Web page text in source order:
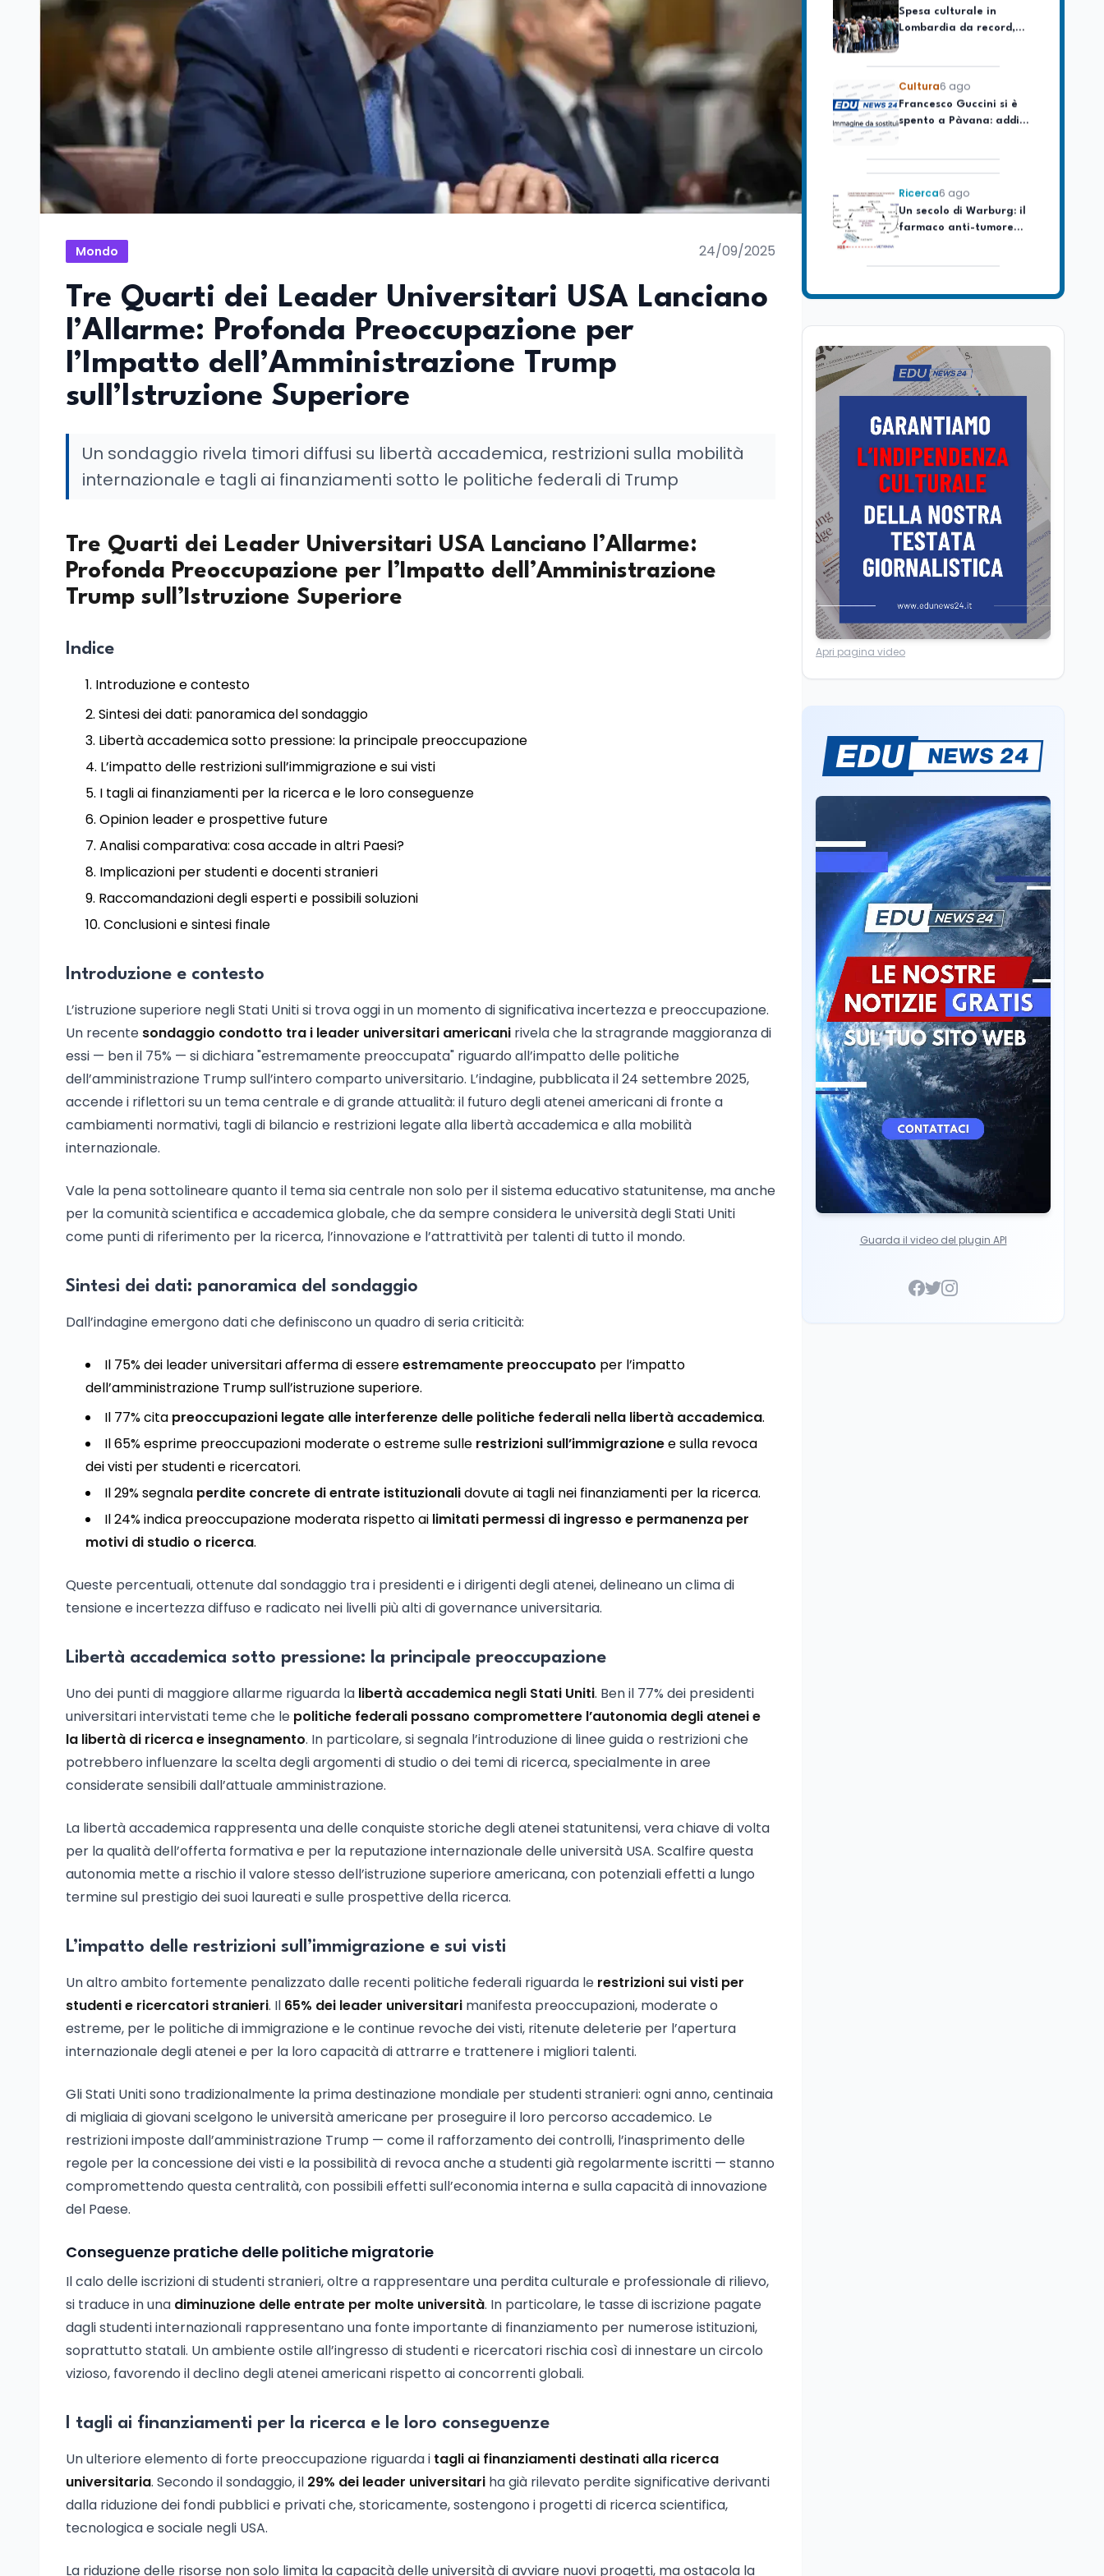
Mondo 24/09/2025
Tre Quarti dei Leader Universitari USA Lanciano
l’Allarme: Profonda Preoccupazione per
l’Impatto dell’Amministrazione Trump
sull’Istruzione Superiore
Un sondaggio rivela timori diffusi su libertà accademica, restrizioni sulla mobilità
internazionale e tagli ai finanziamenti sotto le politiche federali di Trump
Tre Quarti dei Leader Universitari USA Lanciano l’Allarme:
Profonda Preoccupazione per l’Impatto dell’Amministrazione
Trump sull’Istruzione Superiore
Indice
Introduzione e contesto
Sintesi dei dati: panoramica del sondaggio
Libertà accademica sotto pressione: la principale preoccupazione
L’impatto delle restrizioni sull’immigrazione e sui visti
I tagli ai finanziamenti per la ricerca e le loro conseguenze
Opinion leader e prospettive future
Analisi comparativa: cosa accade in altri Paesi?
Implicazioni per studenti e docenti stranieri
Raccomandazioni degli esperti e possibili soluzioni
Conclusioni e sintesi finale
Introduzione e contesto
L’istruzione superiore negli Stati Uniti si trova oggi in un momento di significativa incertezza e preoccupazione.
Un recente sondaggio condotto tra i leader universitari americani rivela che la stragrande maggioranza di
essi — ben il 75% — si dichiara "estremamente preoccupata" riguardo all’impatto delle politiche
dell’amministrazione Trump sull’intero comparto universitario. L’indagine, pubblicata il 24 settembre 2025,
accende i riflettori su un tema centrale e di grande attualità: il futuro degli atenei americani di fronte a
cambiamenti normativi, tagli di bilancio e restrizioni legate alla libertà accademica e alla mobilità
internazionale.
Vale la pena sottolineare quanto il tema sia centrale non solo per il sistema educativo statunitense, ma anche
per la comunità scientifica e accademica globale, che da sempre considera le università degli Stati Uniti
come punti di riferimento per la ricerca, l’innovazione e l’attrattività per talenti di tutto il mondo.
Sintesi dei dati: panoramica del sondaggio
Dall’indagine emergono dati che definiscono un quadro di seria criticità:
Il 75% dei leader universitari afferma di essereestremamente preoccupato per l’impatto
dell’amministrazione Trump sull’istruzione superiore.
Il 77% cita preoccupazioni legate alle interferenze delle politiche federali nella libertà accademica.
Il 65% esprime preoccupazioni moderate o estreme sulle restrizioni sull’immigrazionee sulla revoca
dei visti per studenti e ricercatori.
Il 29% segnala perdite concrete di entrate istituzionalidovute ai tagli nei finanziamenti per la ricerca.
Il 24% indica preoccupazione moderata rispetto ai limitati permessi di ingresso e permanenza per
motivi di studio o ricerca.
Queste percentuali, ottenute dal sondaggio tra i presidenti e i dirigenti degli atenei, delineano un clima di
tensione e incertezza diffuso e radicato nei livelli più alti di governance universitaria.
Libertà accademica sotto pressione: la principale preoccupazione
Uno dei punti di maggiore allarme riguarda la libertà accademica negli Stati Uniti. Ben il 77% dei presidenti
universitari intervistati teme che le politiche federali possano compromettere l’autonomia degli atenei e
la libertà di ricerca e insegnamento. In particolare, si segnala l’introduzione di linee guida o restrizioni che
potrebbero influenzare la scelta degli argomenti di studio o dei temi di ricerca, specialmente in aree
considerate sensibili dall’attuale amministrazione.
La libertà accademica rappresenta una delle conquiste storiche degli atenei statunitensi, vera chiave di volta
per la qualità dell’offerta formativa e per la reputazione internazionale delle università USA. Scalfire questa
autonomia mette a rischio il valore stesso dell’istruzione superiore americana, con potenziali effetti a lungo
termine sul prestigio dei suoi laureati e sulle prospettive della ricerca.
L’impatto delle restrizioni sull’immigrazione e sui visti
Un altro ambito fortemente penalizzato dalle recenti politiche federali riguarda le restrizioni sui visti per
studenti e ricercatori stranieri. Il 65% dei leader universitari manifesta preoccupazioni, moderate o
estreme, per le politiche di immigrazione e le continue revoche dei visti, ritenute deleterie per l’apertura
internazionale degli atenei e per la loro capacità di attrarre e trattenere i migliori talenti.
Gli Stati Uniti sono tradizionalmente la prima destinazione mondiale per studenti stranieri: ogni anno, centinaia
di migliaia di giovani scelgono le università americane per proseguire il loro percorso accademico. Le
restrizioni imposte dall’amministrazione Trump — come il rafforzamento dei controlli, l’inasprimento delle
regole per la concessione dei visti e la possibilità di revoca anche a studenti già regolarmente iscritti — stanno
compromettendo questa centralità, con possibili effetti sull’economia interna e sulla capacità di innovazione
del Paese.
Conseguenze pratiche delle politiche migratorie
Il calo delle iscrizioni di studenti stranieri, oltre a rappresentare una perdita culturale e professionale di rilievo,
si traduce in una diminuzione delle entrate per molte università. In particolare, le tasse di iscrizione pagate
dagli studenti internazionali rappresentano una fonte importante di finanziamento per numerose istituzioni,
soprattutto statali. Un ambiente ostile all’ingresso di studenti e ricercatori rischia così di innestare un circolo
vizioso, favorendo il declino degli atenei americani rispetto ai concorrenti globali.
I tagli ai finanziamenti per la ricerca e le loro conseguenze
Un ulteriore elemento di forte preoccupazione riguarda i tagli ai finanziamenti destinati alla ricerca
universitaria. Secondo il sondaggio, il 29% dei leader universitari ha già rilevato perdite significative derivanti
dalla riduzione dei fondi pubblici e privati che, storicamente, sostengono i progetti di ricerca scientifica,
tecnologica e sociale negli USA.
La riduzione delle risorse non solo limita la capacità delle università di avviare nuovi progetti, ma ostacola la
Lombardia da record,
ma la voragine Nord-
spento a Pàvana: addio
Un secolo di Warburg: il
farmaco anti-tumore
che accende la glicolisi
reattori spenti
roccia
Scuola 6 ago
Posizioni economiche
ATA: la matematica
4.150 euro
Cultura6 ago
Spesa culturale in
Lombardia da record,
Sud triplica
Cultura6 ago
Francesco Guccini si è
spento a Pàvana: addio
Ricerca6 ago
Un secolo di Warburg: il
Il rivelatore che 'vede' i
reattori spenti
attraverso 400 metri di
Scuola6 ago
Posizioni economiche
ATA: la matematica
degli arretrati fino a
4.150 euro
Cultura6 ago
Spesa culturale in
Lombardia da record,
Sud triplica
Cultura 6 ago
Francesco Guccini si è
spento a Pàvana: addio
al Maestrone
Apri pagina video
Guarda il video del plugin API